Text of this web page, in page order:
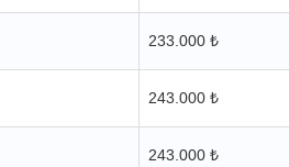
233.000 ₺
243.000 ₺
243.000 ₺